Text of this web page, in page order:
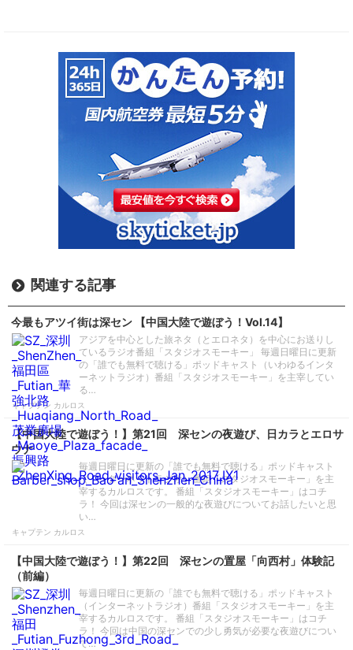
関連する記事
今最もアツイ街は深セン 【中国大陸で遊ぼう！Vol.14】
アジアを中心とした旅ネタ（とエロネタ）を中心にお送りし
ているラジオ番組「スタジオスモーキー」 毎週日曜日に更新
の「誰でも無料で聴ける」ポッドキャスト（いわゆるインタ
ーネットラジオ）番組「スタジオスモーキー」を主宰してい
る…
キャプテン カルロス
【中国大陸で遊ぼう！】第21回 深センの夜遊び、日カラとエロサ
ウナ
毎週日曜日に更新の「誰でも無料で聴ける」ポッドキャスト
（インターネットラジオ）番組「スタジオスモーキー」を主
宰するカルロスです。 番組「スタジオスモーキー」はコチ
ラ！ 今回は深センの一般的な夜遊びについてお話したいと思
い…
キャプテン カルロス
【中国大陸で遊ぼう！】第22回 深センの置屋「向西村」体験記
（前編）
毎週日曜日に更新の「誰でも無料で聴ける」ポッドキャスト
（インターネットラジオ）番組「スタジオスモーキー」を主
宰するカルロスです。 番組「スタジオスモーキー」はコチ
ラ！ 今回は中国の深センでの少し勇気が必要な夜遊びについ
て…